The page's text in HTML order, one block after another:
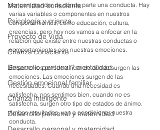
Maternidad consciente
Psicología y crianza
Proyecto de Vida
Crianza consciente
Desarrollo personal / mentalidad
Gestión emocional familiar
Crianza inteligente
Desarrollo personal y maternidad
por comprender de dónde parte una conducta. Hay
varias variables o componentes en nuestros
comportamientos, como educación, cultura,
creencias, pero hoy nos vamos a enfocar en la
relación que existe entre nuestras conductas o
comportamientos con nuestras emociones.
Empecemos por identificar de dónde surgen las
emociones. Las emociones surgen de las
necesidades. Cuando una necesidad es
satisfecha, nos sentimos bien, cuando no es
satisfecha, surgen otro tipo de estados de ánimo.
Ambos resultados, van a condicionar nuestra
conducta.